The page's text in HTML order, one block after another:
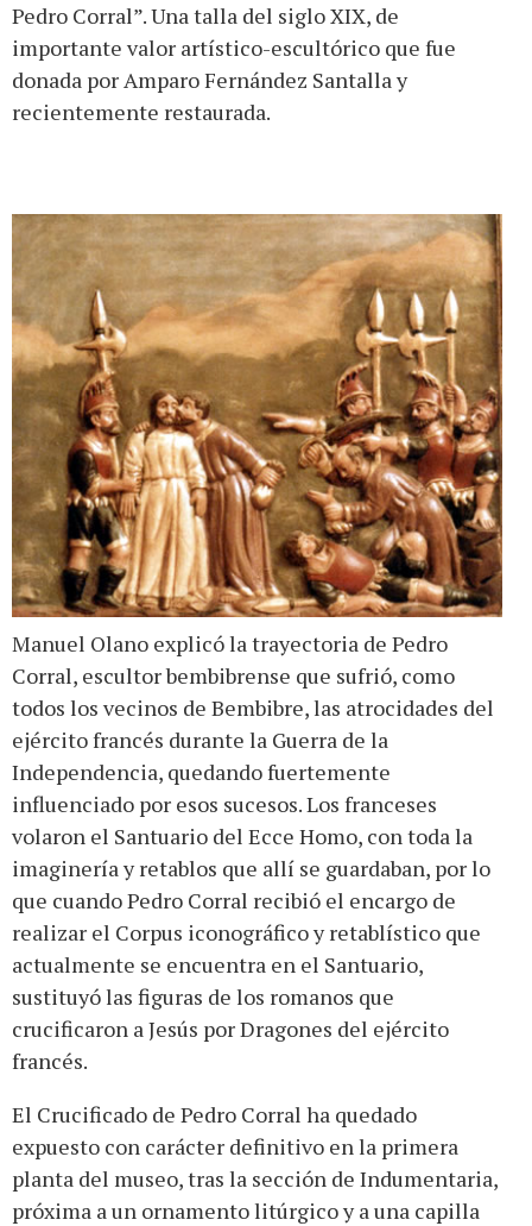
Pedro Corral”. Una talla del siglo XIX, de
importante valor artístico-escultórico que fue
donada por Amparo Fernández Santalla y
recientemente restaurada.
Manuel Olano explicó la trayectoria de Pedro
Corral, escultor bembibrense que sufrió, como
todos los vecinos de Bembibre, las atrocidades del
ejército francés durante la Guerra de la
Independencia, quedando fuertemente
influenciado por esos sucesos. Los franceses
volaron el Santuario del Ecce Homo, con toda la
imaginería y retablos que allí se guardaban, por lo
que cuando Pedro Corral recibió el encargo de
realizar el Corpus iconográfico y retablístico que
actualmente se encuentra en el Santuario,
sustituyó las figuras de los romanos que
crucificaron a Jesús por Dragones del ejército
francés.
El Crucificado de Pedro Corral ha quedado
expuesto con carácter definitivo en la primera
planta del museo, tras la sección de Indumentaria,
próxima a un ornamento litúrgico y a una capilla